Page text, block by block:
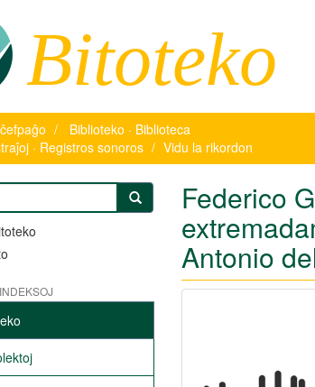
Bitoteko
Biblioteko · Biblioteca
· Registros sonoros
Vidu la rikordon
Federico
Antonio